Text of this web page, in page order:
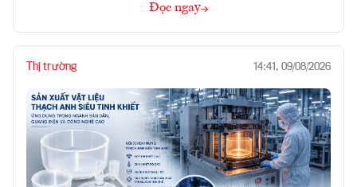
Đọc ngay
Thị trường 14:41, 09/08/2026